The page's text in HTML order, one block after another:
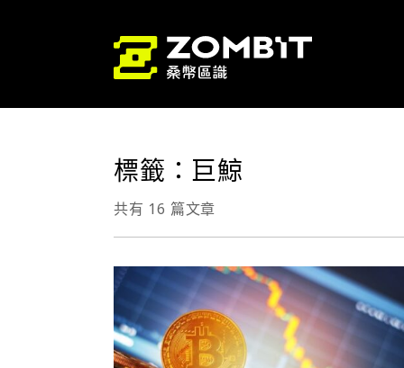
標籤：巨鯨
共有 16 篇文章